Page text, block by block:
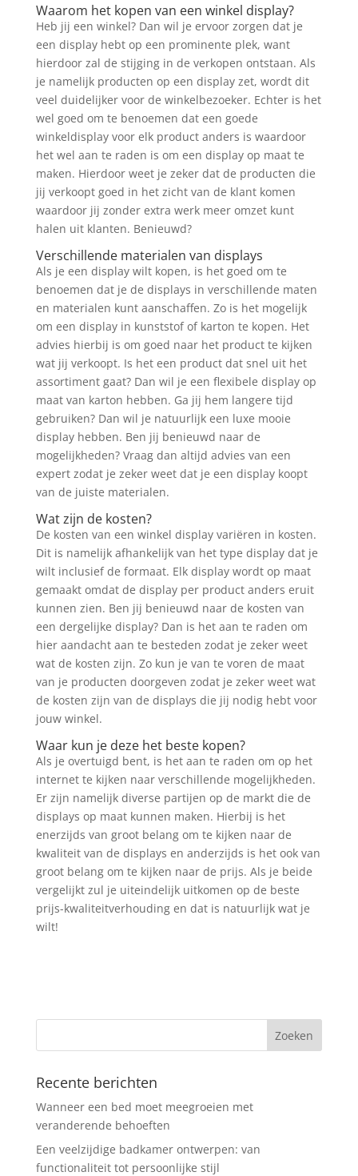
Waarom het kopen van een winkel display?
Heb jij een winkel? Dan wil je ervoor zorgen dat je
een display hebt op een prominente plek, want
hierdoor zal de stijging in de verkopen ontstaan. Als
je namelijk producten op een display zet, wordt dit
veel duidelijker voor de winkelbezoeker. Echter is het
wel goed om te benoemen dat een goede
winkeldisplay voor elk product anders is waardoor
het wel aan te raden is om een display op maat te
maken. Hierdoor weet je zeker dat de producten die
jij verkoopt goed in het zicht van de klant komen
waardoor jij zonder extra werk meer omzet kunt
halen uit klanten. Benieuwd?
Verschillende materialen van displays
Als je een display wilt kopen, is het goed om te
benoemen dat je de displays in verschillende maten
en materialen kunt aanschaffen. Zo is het mogelijk
om een display in kunststof of karton te kopen. Het
advies hierbij is om goed naar het product te kijken
wat jij verkoopt. Is het een product dat snel uit het
assortiment gaat? Dan wil je een flexibele display op
maat van karton hebben. Ga jij hem langere tijd
gebruiken? Dan wil je natuurlijk een luxe mooie
display hebben. Ben jij benieuwd naar de
mogelijkheden? Vraag dan altijd advies van een
expert zodat je zeker weet dat je een display koopt
van de juiste materialen.
Wat zijn de kosten?
De kosten van een winkel display variëren in kosten.
Dit is namelijk afhankelijk van het type display dat je
wilt inclusief de formaat. Elk display wordt op maat
gemaakt omdat de display per product anders eruit
kunnen zien. Ben jij benieuwd naar de kosten van
een dergelijke display? Dan is het aan te raden om
hier aandacht aan te besteden zodat je zeker weet
wat de kosten zijn. Zo kun je van te voren de maat
van je producten doorgeven zodat je zeker weet wat
de kosten zijn van de displays die jij nodig hebt voor
jouw winkel.
Waar kun je deze het beste kopen?
Als je overtuigd bent, is het aan te raden om op het
internet te kijken naar verschillende mogelijkheden.
Er zijn namelijk diverse partijen op de markt die de
displays op maat kunnen maken. Hierbij is het
enerzijds van groot belang om te kijken naar de
kwaliteit van de displays en anderzijds is het ook van
groot belang om te kijken naar de prijs. Als je beide
vergelijkt zul je uiteindelijk uitkomen op de beste
prijs-kwaliteitverhouding en dat is natuurlijk wat je
wilt!
Recente berichten
Wanneer een bed moet meegroeien met
veranderende behoeften
Een veelzijdige badkamer ontwerpen: van
functionaliteit tot persoonlijke stijl